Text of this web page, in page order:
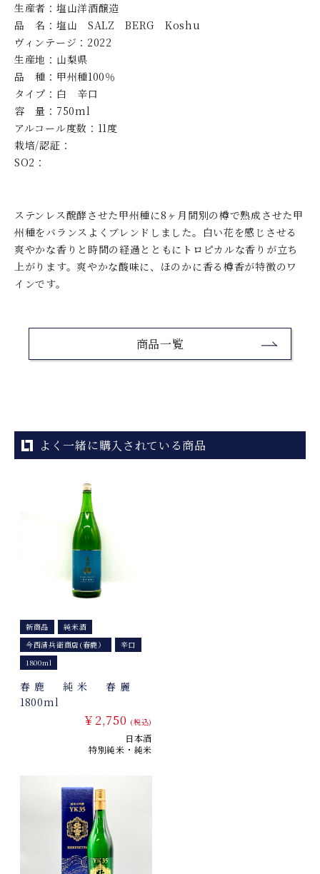
生産者：塩山洋酒醸造
品 名：塩山 SALZ BERG Koshu
ヴィンテージ：2022
生産地：山梨県
品 種：甲州種100％
タイプ：白 辛口
容 量：750ml
アルコール度数：11度
栽培/認証：
SO2：
ステンレス醗酵させた甲州種に8ヶ月間別の樽で熟成させた甲
州種をバランスよくブレンドしました。白い花を感じさせる
爽やかな香りと時間の経過とともにトロピカルな香りが立ち
上がります。爽やかな酸味に、ほのかに香る樽香が特徴のワ
インです。
商品一覧
よく一緒に購入されている商品
新商品
純米酒
今西清兵衛商店(春鹿）
辛口
1800ml
春鹿 純米 春麗
1800ml
￥2,750 (税込)
日本酒
特別純米・純米